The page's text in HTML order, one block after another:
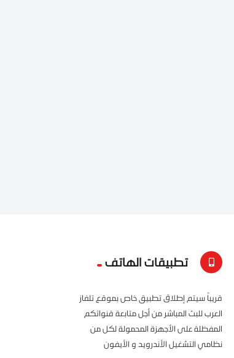
تطبيقات الهاتف
قريباً سيتم إطلاق تطبيق خاص بموقع تلفاز
العرب للبث المباشر من أجل متابعة قنواتكم
المفظلة على الأجهزة المحمولة لكل من
نظامي التشغيل الأندرويد و الأيفون